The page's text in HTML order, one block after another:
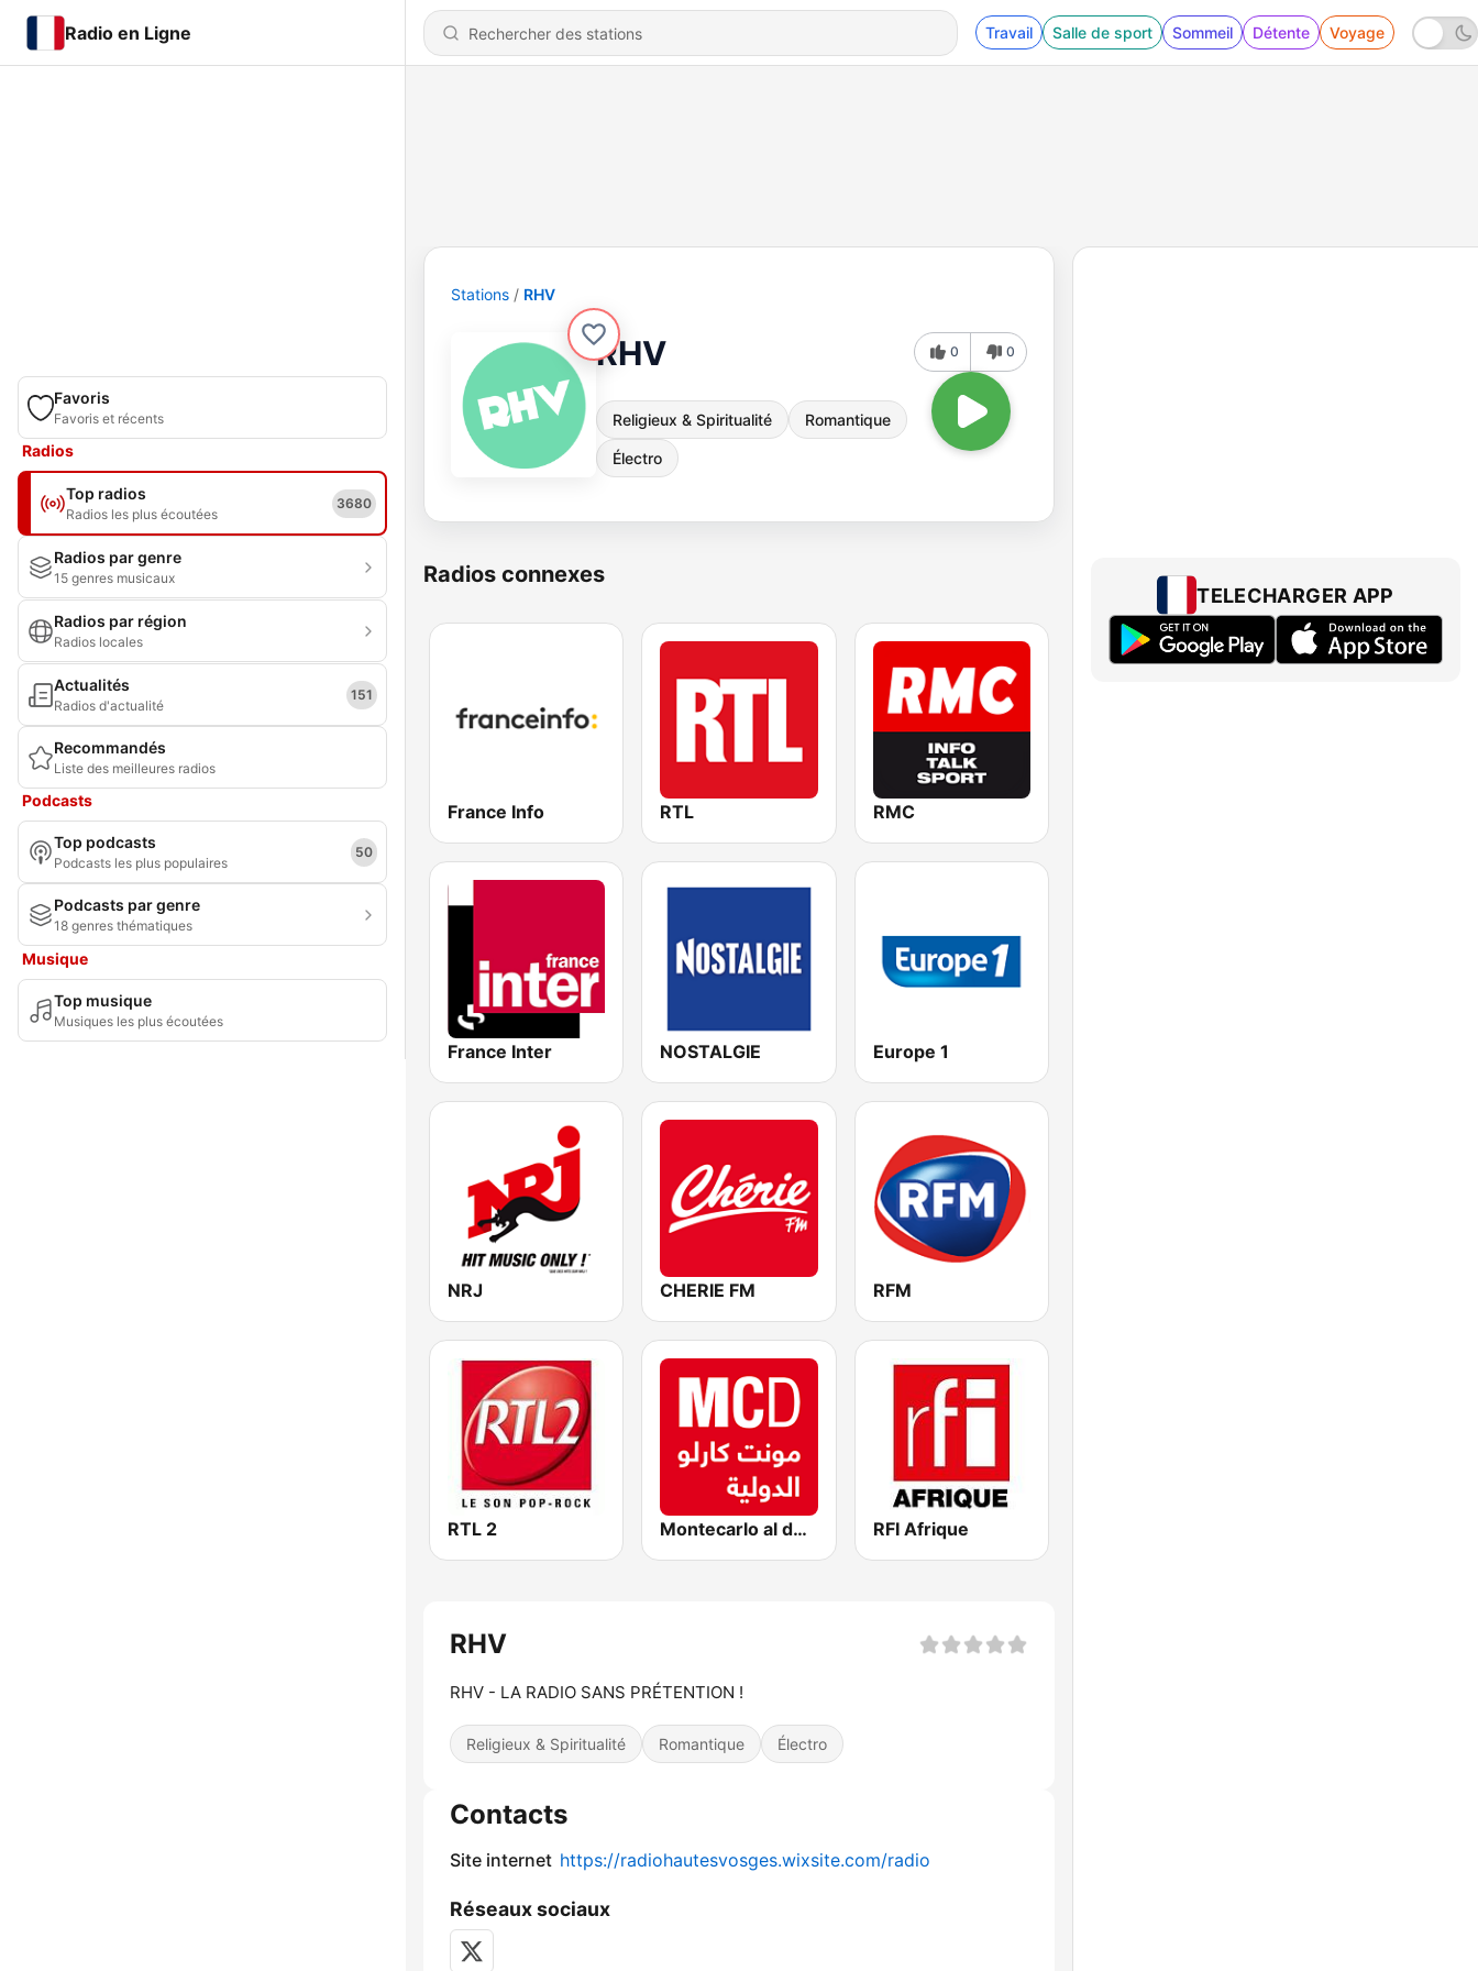
Radio en Ligne Travail Salle de sport Sommeil Détente Voyage
Favoris
Favoris et récents
Radios
Top radios
Radios les plus écoutées
3680
Radios par genre
15 genres musicaux
Radios par région
Radios locales
Actualités
Radios d'actualité
151
Recommandés
Liste des meilleures radios
Podcasts
Top podcasts
Podcasts les plus populaires
50
Podcasts par genre
18 genres thématiques
Musique
Top musique
Musiques les plus écoutées
Stations RHV
RHV
Religieux & Spiritualité Romantique
Électro
0 0
Radios connexes
France Info RTL RMC
France Inter NOSTALGIE Europe 1
NRJ CHERIE FM RFM
RTL 2 Montecarlo al doualiya (مونت كارلو الدولية) RFI Afrique
RHV
RHV - LA RADIO SANS PRÉTENTION !
Religieux & Spiritualité Romantique Électro
Contacts
Site internet https://radiohautesvosges.wixsite.com/radio
Réseaux sociaux
TELECHARGER APP